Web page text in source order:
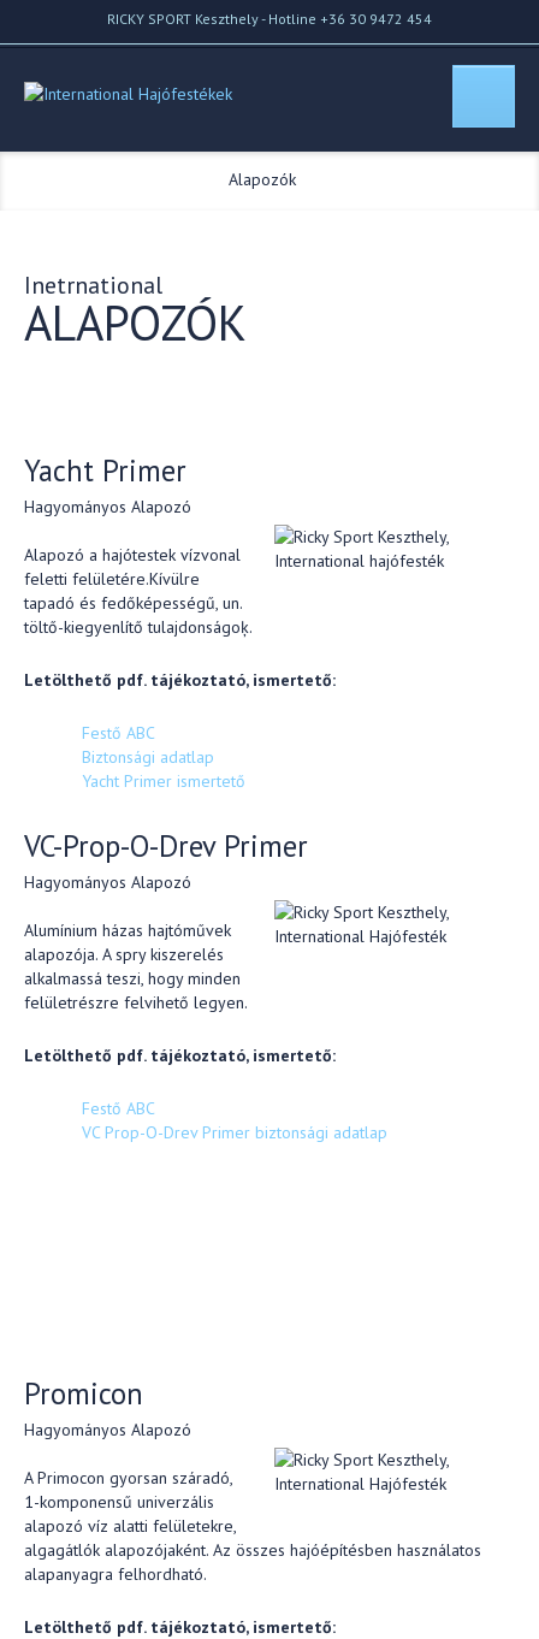
RICKY SPORT Keszthely - Hotline +36 30 9472 454
Alapozók
Inetrnational
ALAPOZÓK
Yacht Primer
Hagyományos Alapozó
Alapozó a hajótestek vízvonal
feletti felületére.Kívülre
tapadó és fedőképességű, un.
töltő-kiegyenlítő tulajdonságoķ.
Letölthető pdf. tájékoztató, ismertető:
Festő ABC
Biztonsági adatlap
Yacht Primer ismertető
VC-Prop-O-Drev Primer
Hagyományos Alapozó
Alumínium házas hajtóművek
alapozója. A spry kiszerelés
alkalmassá teszi, hogy minden
felületrészre felvihető legyen.
Letölthető pdf. tájékoztató, ismertető:
Festő ABC
VC Prop-O-Drev Primer biztonsági adatlap
Promicon
Hagyományos Alapozó
A Primocon gyorsan száradó,
1-komponensű univerzális
alapozó víz alatti felületekre,
algagátlók alapozójaként. Az összes hajóépítésben használatos
alapanyagra felhordható.
Letölthető pdf. tájékoztató, ismertető: